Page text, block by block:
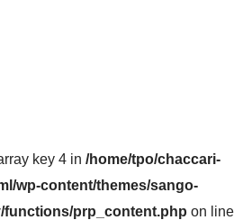
key 4 in /home/tpo/chaccari-
wp-content/themes/sango-
functions/prp_content.php on line